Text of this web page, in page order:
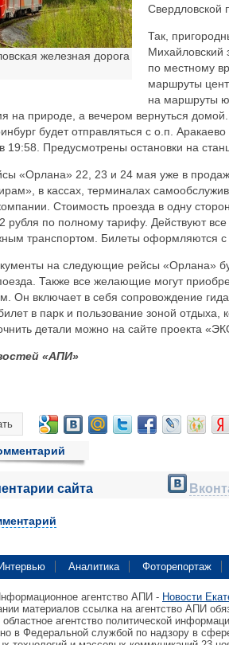
железная дорога
Свердловской
Так,
Михайловский
по местному
маршруты
на маршруты
на природе, а вечером вернуться
будет отправляться с о.п.
19:58. Предусмотрены остановки на
«Орлана» 22, 23 и 24 мая уже в
в кассах, терминалах
Стоимость проезда в одну
рубля по полному тарифу. Действуют
транспортом. Билеты оформляются с
на следующие рейсы «Орлана»
Также все желающие могут
Он включает в себя сопровождение
в парк и пользование зоной отдыха,
детали можно на сайте проекта
«АПИ»
сайта
Интервью Аналитика Фоторепортаж
агентство АПИ - Новости
материалов ссылка на агентство АПИ
агентство политической
в Федеральной службой по надзору в